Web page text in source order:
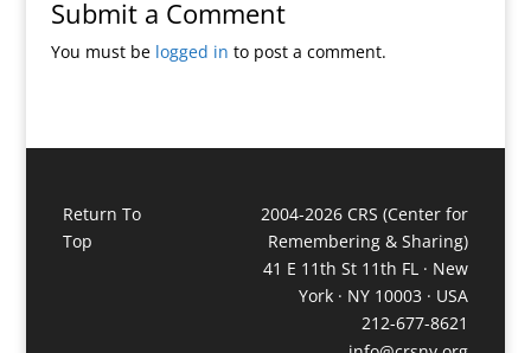
Submit a Comment
You must be logged in to post a comment.
Return To
Top
2004-2026 CRS (Center for
Remembering & Sharing)
41 E 11th St 11th FL · New
York · NY 10003 · USA
212-677-8621